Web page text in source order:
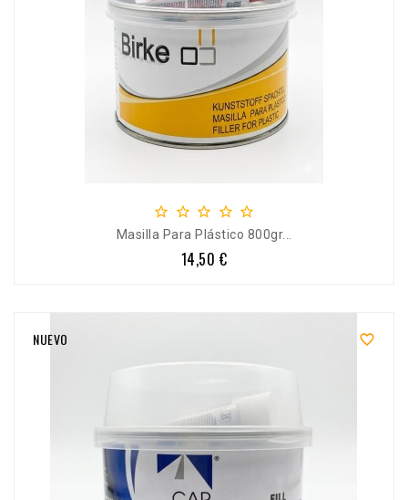
    
Masilla Para Plástico 800gr...
Precio
14,50 €

NUEVO